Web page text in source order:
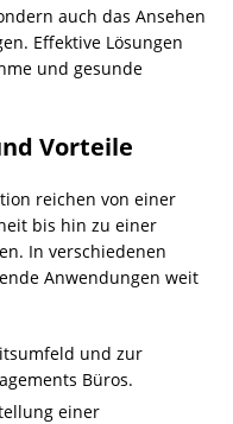
auch das Ansehen
Effektive Lösungen
und gesunde
Vorteile
reichen von einer
bis hin zu einer
In verschiedenen
Anwendungen weit
und zur
Büros.
einer